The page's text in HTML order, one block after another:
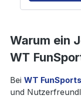
Warum ein
WT
Bei WT FunSports
und